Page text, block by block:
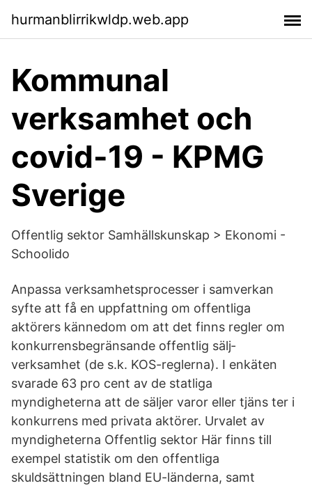
hurmanblirrikwldp.web.app
Kommunal
verksamhet och
covid-19 - KPMG
Sverige
Offentlig sektor Samhällskunskap > Ekonomi -
Schoolido
Anpassa verksamhetsprocesser i samverkan
syfte att få en uppfattning om offentliga
aktörers kännedom om att det finns regler om
konkurrensbegränsande offentlig sälj­
verksamhet (de s.k. KOS-reglerna). I enkäten
svarade 63 pro­ cent av de statliga
myndigheterna att de säljer varor eller tjäns­ ter i
konkurrens med privata aktörer. Urvalet av
myndigheterna Offentlig sektor Här finns till
exempel statistik om den offentliga
skuldsättningen bland EU-länderna, samt